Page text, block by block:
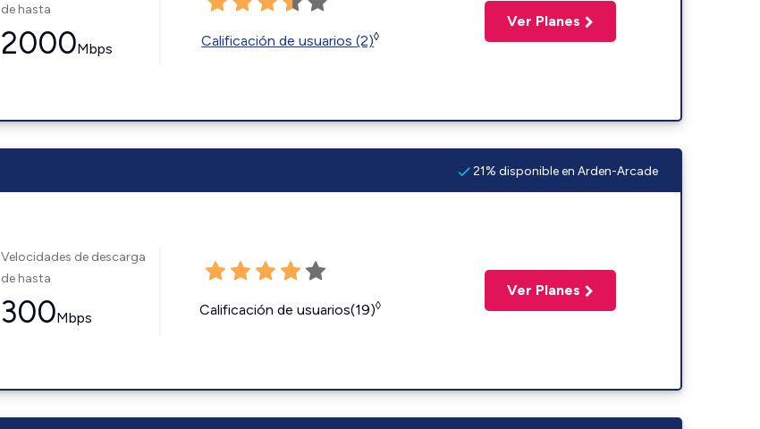
de hasta
2000Mbps Calificación de usuarios (2)◊
Ver Planes
21% disponible en Arden-Arcade
Velocidades de descarga
de hasta
300Mbps Calificación de usuarios(19)◊
Ver Planes